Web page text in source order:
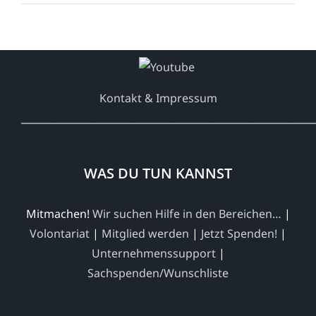
Kontakt & Impressum
WAS DU TUN KANNST
Mitmachen! Wir suchen Hilfe in den Bereichen… |
Volontariat | Mitglied werden | Jetzt Spenden! |
Unternehmenssupport|
Sachspenden/Wunschliste